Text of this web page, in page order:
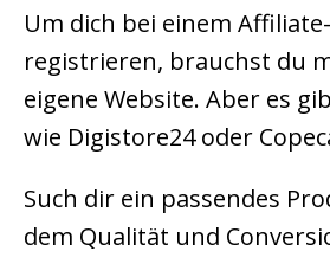
Um dich bei einem
registrieren, brauchst du
eigene Website. Aber es
wie Digistore24 oder
Such dir ein passendes
dem Qualität und